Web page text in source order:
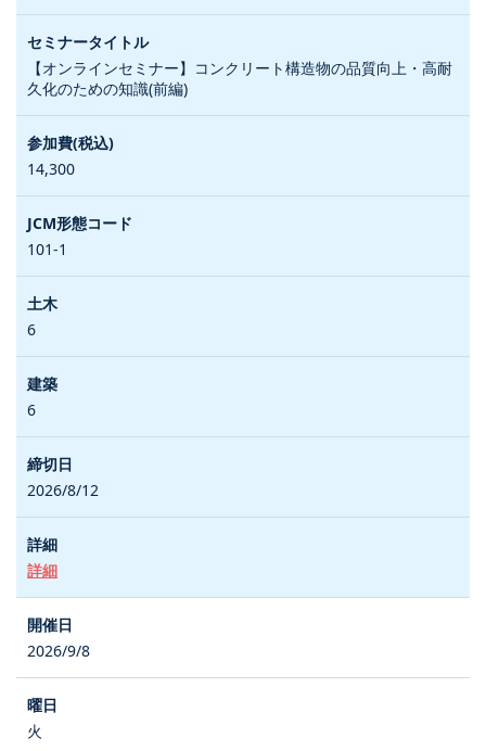
【オンラインセミナー】コンクリート構造物の品質向上・高耐
久化のための知識(前編)
14,300
101-1
6
6
2026/8/12
詳細
2026/9/8
火